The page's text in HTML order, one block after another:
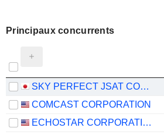
Principaux concurrents
SKY PERFECT JSAT CORPORATION
COMCAST CORPORATION
ECHOSTAR CORPORATION